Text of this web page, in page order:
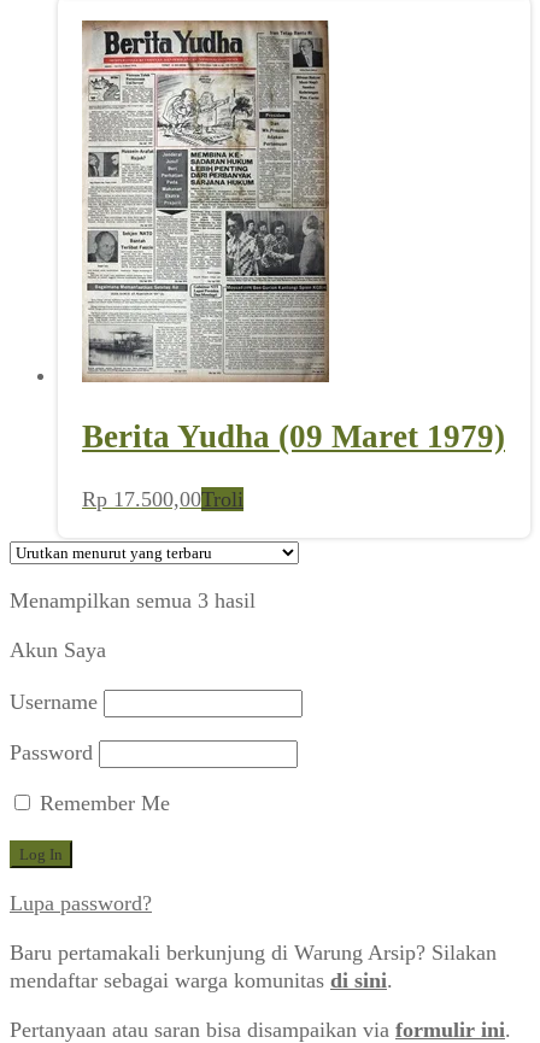
Berita Yudha (09 Maret 1979)
Rp 17.500,00Troli
Menampilkan semua 3 hasil
Akun Saya
Username
Password
Remember Me
Lupa password?
Baru pertamakali berkunjung di Warung Arsip? Silakan
mendaftar sebagai warga komunitas di sini.
Pertanyaan atau saran bisa disampaikan via formulir ini.